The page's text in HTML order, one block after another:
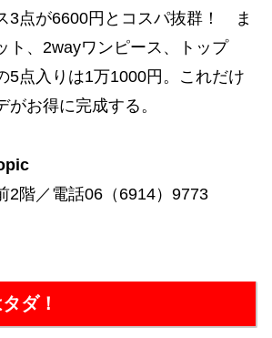
3点が6600円とコスパ抜群！ ま
ト、2wayワンピース、トップ
5点入りは1万1000円。これだけ
がお得に完成する。
2階／電話06（6914）9773
ダ！